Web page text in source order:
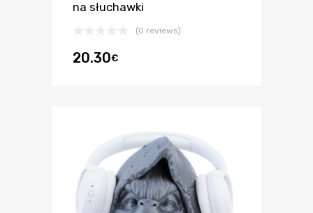
na słuchawki
(0 reviews)
20.30€